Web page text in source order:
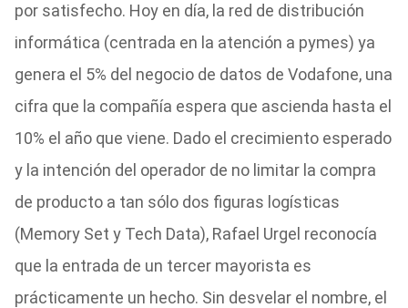
por satisfecho. Hoy en día, la red de distribución
informática (centrada en la atención a pymes) ya
genera el 5% del negocio de datos de Vodafone, una
cifra que la compañía espera que ascienda hasta el
10% el año que viene. Dado el crecimiento esperado
y la intención del operador de no limitar la compra
de producto a tan sólo dos figuras logísticas
(Memory Set y Tech Data), Rafael Urgel reconocía
que la entrada de un tercer mayorista es
prácticamente un hecho. Sin desvelar el nombre, el